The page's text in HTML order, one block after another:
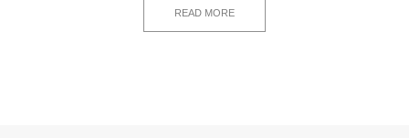
READ MORE